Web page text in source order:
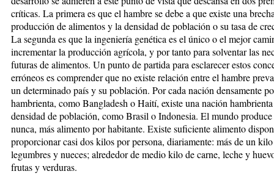
críticas. La primera es que el hambre se debe a que existe una
producción de ali­men­tos y la densidad de población o su ta­sa de
La segunda es que la ingeniería genética es el único o el mejor
incrementar la pro­ducción agrícola, y por tanto para solventar las
futuras de alimentos. Un punto de partida para es­clarecer estos
erróneos es comprender que no existe relación en­tre el hambre
un de­terminado país y su población. Por ca­da nación densamente
ham­brien­ta, como Bangladesh o Haití, existe una nación
densidad de población, como Brasil o Indonesia. El mundo
nunca, más alimento por ha­bi­tan­te. Existe suficiente alimento
proporcionar casi dos ki­los por persona, diariamente: más de un
legumbres y nueces; alrededor de medio kilo de carne, leche y
frutas y verduras.